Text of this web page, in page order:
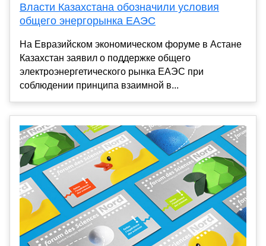
Власти Казахстана обозначили условия
общего энергорынка ЕАЭС
На Евразийском экономическом форуме в Астане
Казахстан заявил о поддержке общего
электроэнергетического рынка ЕАЭС при
соблюдении принципа взаимной в...